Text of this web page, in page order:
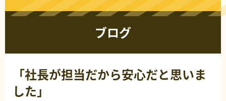
ブログ
「社長が担当だから安心だと思いま
した」